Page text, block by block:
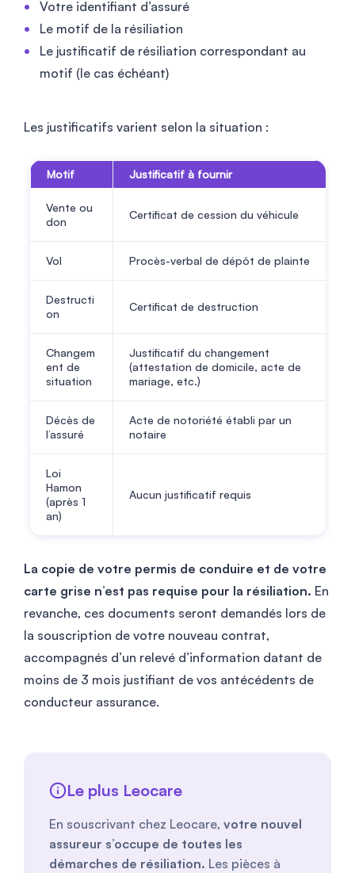
Votre identifiant d’assuré
Le motif de la résiliation
Le justificatif de résiliation correspondant au
motif (le cas échéant)
Les justificatifs varient selon la situation :
Motif Justificatif à fournir
Vente ou
don
Certificat de cession du véhicule
Vol Procès-verbal de dépôt de plainte
Destructi
on
Certificat de destruction
Changem
ent de
situation
Justificatif du changement
(attestation de domicile, acte de
mariage, etc.)
Décès de
l’assuré
Acte de notoriété établi par un
notaire
Loi
Hamon
(après 1
an)
Aucun justificatif requis
La copie de votre permis de conduire et de votre
carte grise n’est pas requise pour la résiliation. En
revanche, ces documents seront demandés lors de
la souscription de votre nouveau contrat,
accompagnés d’un relevé d’information datant de
moins de 3 mois justifiant de vos antécédents de
conducteur assurance.
Le plus Leocare
En souscrivant chez Leocare, votre nouvel
assureur s’occupe de toutes les
démarches de résiliation. Les pièces à